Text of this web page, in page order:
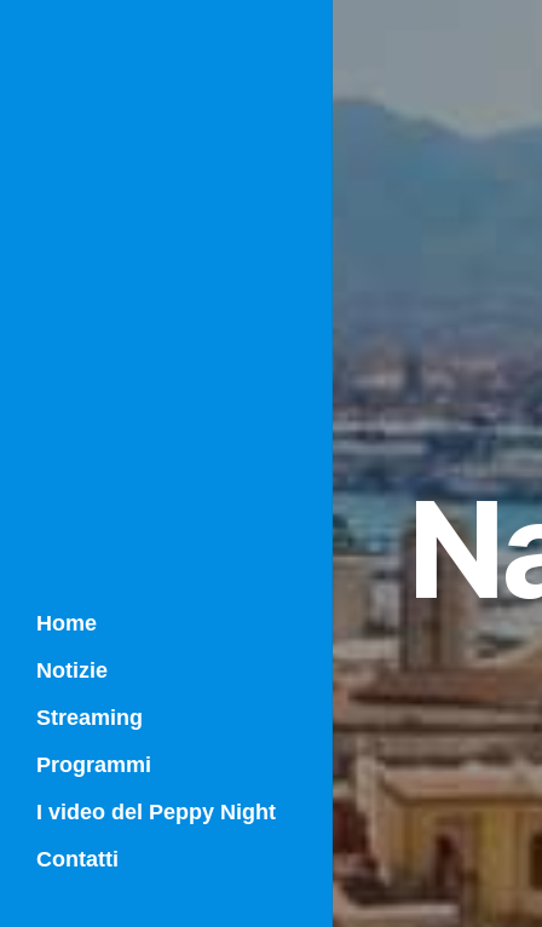
Home
Notizie
Streaming
Programmi
Campania Sport
I video del Peppy Night
Contatti